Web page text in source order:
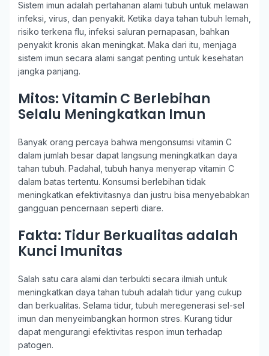
Sistem imun adalah pertahanan alami tubuh untuk melawan
infeksi, virus, dan penyakit. Ketika daya tahan tubuh lemah,
risiko terkena flu, infeksi saluran pernapasan, bahkan
penyakit kronis akan meningkat. Maka dari itu, menjaga
sistem imun secara alami sangat penting untuk kesehatan
jangka panjang.
Mitos: Vitamin C Berlebihan
Selalu Meningkatkan Imun
Banyak orang percaya bahwa mengonsumsi vitamin C
dalam jumlah besar dapat langsung meningkatkan daya
tahan tubuh. Padahal, tubuh hanya menyerap vitamin C
dalam batas tertentu. Konsumsi berlebihan tidak
meningkatkan efektivitasnya dan justru bisa menyebabkan
gangguan pencernaan seperti diare.
Fakta: Tidur Berkualitas adalah
Kunci Imunitas
Salah satu cara alami dan terbukti secara ilmiah untuk
meningkatkan daya tahan tubuh adalah tidur yang cukup
dan berkualitas. Selama tidur, tubuh meregenerasi sel-sel
imun dan menyeimbangkan hormon stres. Kurang tidur
dapat mengurangi efektivitas respon imun terhadap
patogen.